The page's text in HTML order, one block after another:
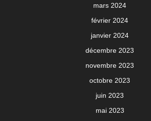
mars 2024
février 2024
janvier 2024
décembre 2023
novembre 2023
octobre 2023
juin 2023
mai 2023